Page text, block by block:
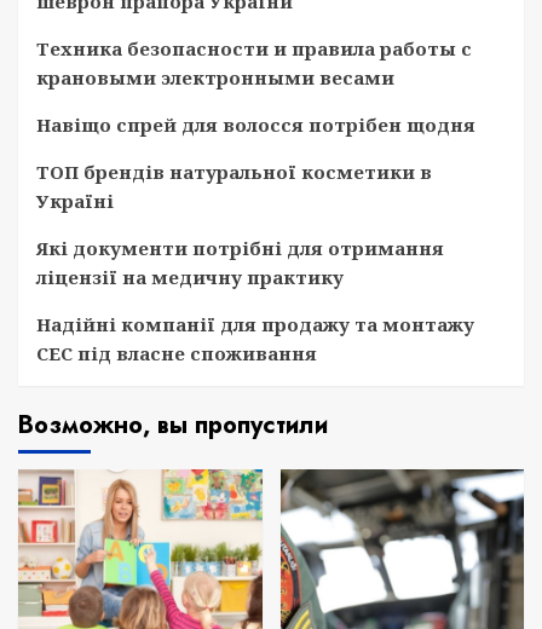
Техника безопасности и правила работы с
крановыми электронными весами
Навіщо спрей для волосся потрібен щодня
ТОП брендів натуральної косметики в
Україні
Які документи потрібні для отримання
ліцензії на медичну практику
Надійні компанії для продажу та монтажу
СЕС під власне споживання
Возможно, вы пропустили